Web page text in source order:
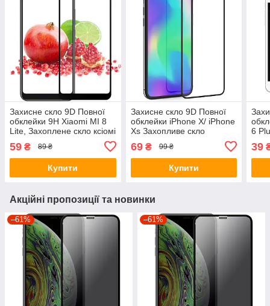
Захисне скло 9D Повної
обклейки 9H Xiaomi MI 8
Lite, Захоплене скло ксіомі
59 ₴ 89 ₴
Купити
Захисне скло 9D Повної
обклейки iPhone X/ iPhone
Xs Захопливе скло
69₴ 99 ₴
Купити
6
39
Акційні пропозиції та новинки
–61% –61%